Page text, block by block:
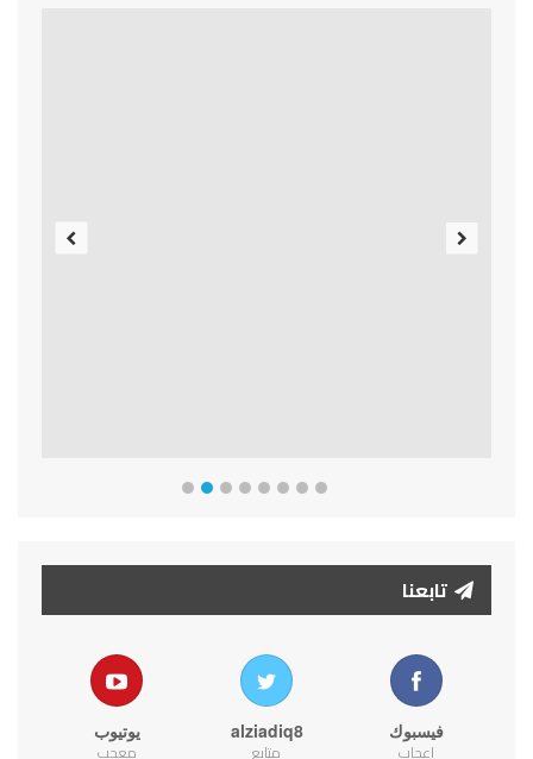
تابعنا
فيسبوك
اعجاب
alziadiq8
متابع
يوتيوب
معجب